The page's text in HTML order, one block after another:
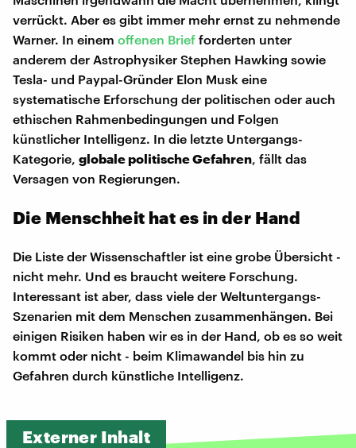
verrückt. Aber es gibt immer mehr ernst zu nehmende
Warner. In einem offenen Brief forderten unter
anderem der Astrophysiker Stephen Hawking sowie
Tesla- und Paypal-Gründer Elon Musk eine
systematische Erforschung der politischen oder auch
ethischen Rahmenbedingungen und Folgen
künstlicher Intelligenz. In die letzte Untergangs-
Kategorie, globale politische Gefahren , fällt das
Versagen von Regierungen.
Die Menschheit hat es in der Hand
Die Liste der Wissenschaftler ist eine grobe Übersicht -
nicht mehr. Und es braucht weitere Forschung.
Interessant ist aber, dass viele der Weltuntergangs-
Szenarien mit dem Menschen zusammenhängen. Bei
einigen Risiken haben wir es in der Hand, ob es so weit
kommt oder nicht - beim Klimawandel bis hin zu
Gefahren durch künstliche Intelligenz.
Externer Inhalt